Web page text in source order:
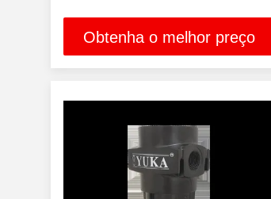
Obtenha o melhor preço